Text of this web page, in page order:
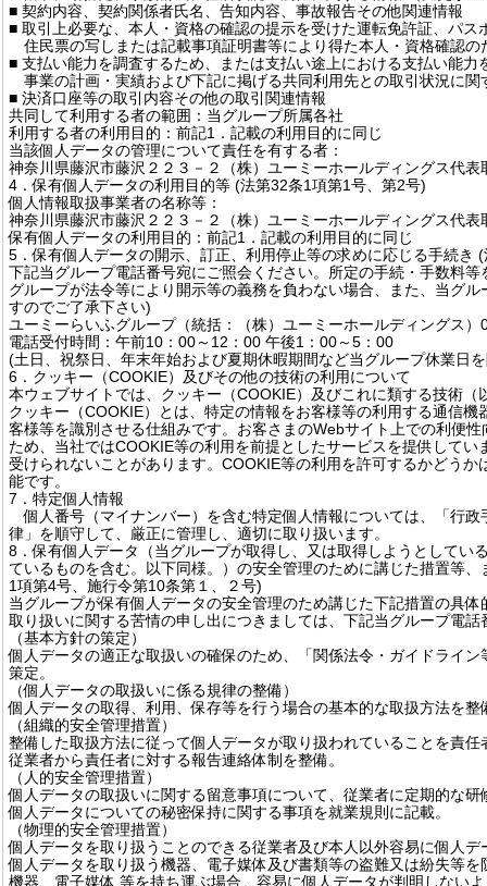
■ 契約内容、契約関係者氏名、告知内容、事故報告その他関連情報
■ 取引上必要な、本人・資格の確認の提示を受けた運転免許証、パス
住民票の写しまたは記載事項証明書等により得た本人・資格確認
■ 支払い能力を調査するため、または支払い途上における支払い能
事業の計画・実績および下記に掲げる共同利用先との取引状況に
■ 決済口座等の取引内容その他の取引関連情報
共同して利用する者の範囲：当グループ所属各社
利用する者の利用目的：前記1．記載の利用目的に同じ
当該個人データの管理について責任を有する者：
神奈川県藤沢市藤沢２２３－２（株）ユーミーホールディングス代表
4．保有個人データの利用目的等 (法第32条1項第1号、第2号)
個人情報取扱事業者の名称等：
神奈川県藤沢市藤沢２２３－２（株）ユーミーホールディングス代表
保有個人データの利用目的：前記1．記載の利用目的に同じ
5．保有個人データの開示、訂正、利用停止等の求めに応じる手続
下記当グループ電話番号宛にご照会ください。所定の手続・手数料
グループが法令等により開示等の義務を負わない場合、また、当グ
すのでご了承下さい)
ユーミーらいふグループ（統括：（株）ユーミーホールディングス
電話受付時間：午前10：00～12：00 午後1：00～5：00
(土日、祝祭日、年末年始および夏期休暇期間など当グループ休業日
6．クッキー（COOKIE）及びその他の技術の利用について
本ウェブサイトでは、クッキー（COOKIE）及びこれに類する技術
クッキー（COOKIE）とは、特定の情報をお客様等の利用する通信
客様等を識別させる仕組みです。お客さまのWebサイト上での利便
ため、当社ではCOOKIE等の利用を前提としたサービスを提供して
受けられないことがあります。COOKIE等の利用を許可するかどう
能です。
7．特定個人情報
個人番号（マイナンバー）を含む特定個人情報については、「行
律」を順守して、厳正に管理し、適切に取り扱います。
8．保有個人データ（当グループが取得し、又は取得しようとして
ているものを含む。以下同様。）の安全管理のために講じた措置等
1項第4号、施行令第10条第１、２号)
当グループが保有個人データの安全管理のため講じた下記措置の具
取り扱いに関する苦情の申し出につきましては、下記当グループ電
（基本方針の策定）
個人データの適正な取扱いの確保のため、「関係法令・ガイドライ
策定。
（個人データの取扱いに係る規律の整備）
個人データの取得、利用、保存等を行う場合の基本的な取扱方法を整
（組織的安全管理措置）
整備した取扱方法に従って個人データが取り扱われていることを責任
従業者から責任者に対する報告連絡体制を整備。
（人的安全管理措置）
個人データの取扱いに関する留意事項について、従業者に定期的な研
個人データについての秘密保持に関する事項を就業規則に記載。
（物理的安全管理措置）
個人データを取り扱うことのできる従業者及び本人以外容易に個人
個人データを取り扱う機器、電子媒体及び書類等の盗難又は紛失等
機器、電子媒体 等を持ち運ぶ場合、容易に個人データが判明しない